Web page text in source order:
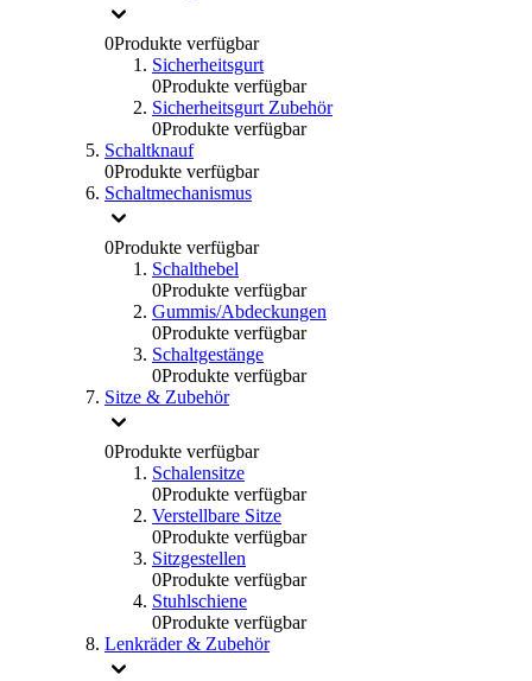
0Produkte verfügbar
Sicherheitsgurt
0Produkte verfügbar
Sicherheitsgurt Zubehör
0Produkte verfügbar
Schaltknauf
0Produkte verfügbar
Schaltmechanismus
0Produkte verfügbar
Schalthebel
0Produkte verfügbar
Gummis/Abdeckungen
0Produkte verfügbar
Schaltgestänge
0Produkte verfügbar
Sitze & Zubehör
0Produkte verfügbar
Schalensitze
0Produkte verfügbar
Verstellbare Sitze
0Produkte verfügbar
Sitzgestellen
0Produkte verfügbar
Stuhlschiene
0Produkte verfügbar
Lenkräder & Zubehör